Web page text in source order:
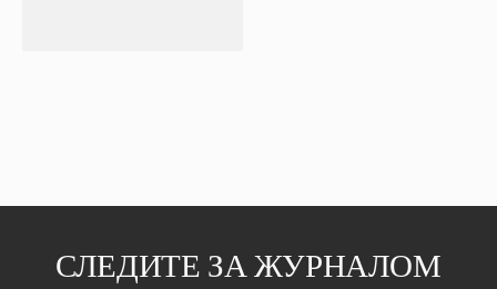
СЛЕДИТЕ ЗА ЖУРНАЛОМ